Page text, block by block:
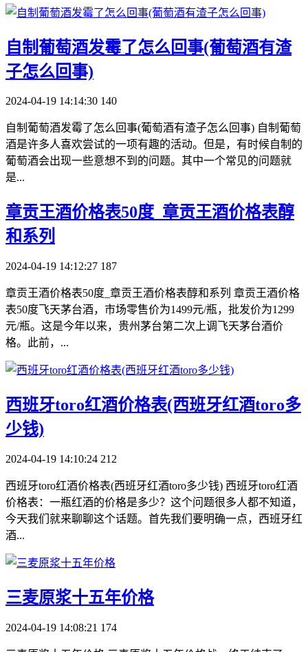
​自制葡萄酒发霉了怎么回事(葡萄酒有渣
子怎么回事)
2024-04-19 14:14:30 140
自制葡萄酒发霉了怎么回事(葡萄酒有渣子怎么回事) 自制葡萄
酒是许多人喜欢尝试的一项有趣的活动。但是，有时候自制的
葡萄酒会出现一些意想不到的问题。其中一个常见的问题就
是...
​章贡王酒价格表50度_章贡王酒价格表醇
和系列
2024-04-19 14:12:27 187
章贡王酒价格表50度_章贡王酒价格表醇和系列 章贡王酒价格
表50度飞天茅台酒，市场零售价为1499元/瓶，批发价为1299
元/瓶。这是今年以来，贵州茅台第二次上调飞天茅台酒价
格。此前，...
​西班牙toro红酒价格表(西班牙红酒toro多
少钱)
2024-04-19 14:10:24 212
西班牙toro红酒价格表(西班牙红酒toro多少钱) 西班牙toro红酒
价格表：一瓶红酒的价格是多少？这个问题很多人都不知道，
今天我们就来聊聊这个话题。首先我们要明确一点，西班牙红
酒...
​三麦原浆十五年价格
2024-04-19 14:08:21 174